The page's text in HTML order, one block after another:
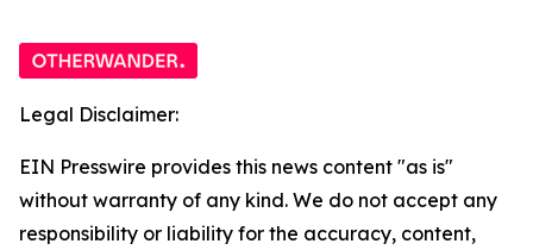
Legal Disclaimer:
EIN Presswire provides this news content "as is"
without warranty of any kind. We do not accept any
responsibility or liability for the accuracy, content,